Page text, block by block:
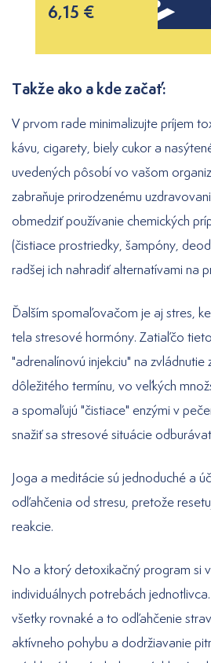
6,15 €
Takže ako a kde začať:
V prvom rade minimalizujte príjem
kávu, cigarety, biely cukor a
uvedených pôsobí vo vašom
zabraňuje prirodzenému
obmedziť používanie chemických
(čistiace prostriedky, šampóny,
radšej ich nahradiť alternatívami na
Ďalším spomaľovačom je aj stres,
tela stresové hormóny. Zatiaľčo
"adrenalínovú injekciu" na
dôležitého termínu, vo veľkých
a spomaľujú "čistiace" enzými v
snažiť sa stresové situácie
Joga a meditácie sú jednoduché a
odľahčenia od stresu, pretože
reakcie.
No a ktorý detoxikačný program si
individuálnych potrebách
všetky rovnaké a to odľahčenie
aktívneho pohybu a dodržiavanie